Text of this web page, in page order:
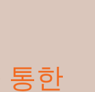
통한